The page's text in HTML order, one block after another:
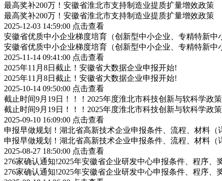
最高奖补200万！安徽省淮北市支持制造业提质扩量增效政策
最高奖补200万！安徽省淮北市支持制造业提质扩量增效政策
2025-12-03 14:59:00 点击查看
安徽省优质中小企业梯度培育（创新型中小企业、专精特新中
安徽省优质中小企业梯度培育（创新型中小企业、专精特新中
2025-11-14 09:41:00 点击查看
2025年11月8日截止！安徽省大数据企业申报开始!
2025年11月8日截止！安徽省大数据企业申报开始!
2025-10-14 09:50:00 点击查看
截止时间9月19日！！！2025年度淮北市科技创新与软科学
截止时间9月19日！！！2025年度淮北市科技创新与软科学
2025-09-10 16:09:00 点击查看
申报早做规划！湖北省高新技术企业申报条件、流程、材料（
申报早做规划！湖北省高新技术企业申报条件、流程、材料（
2025-08-27 18:50:00 点击查看
276家确认通知!2025年安徽省企业研发中心申报条件、程序、
276家确认通知!2025年安徽省企业研发中心申报条件、程序、